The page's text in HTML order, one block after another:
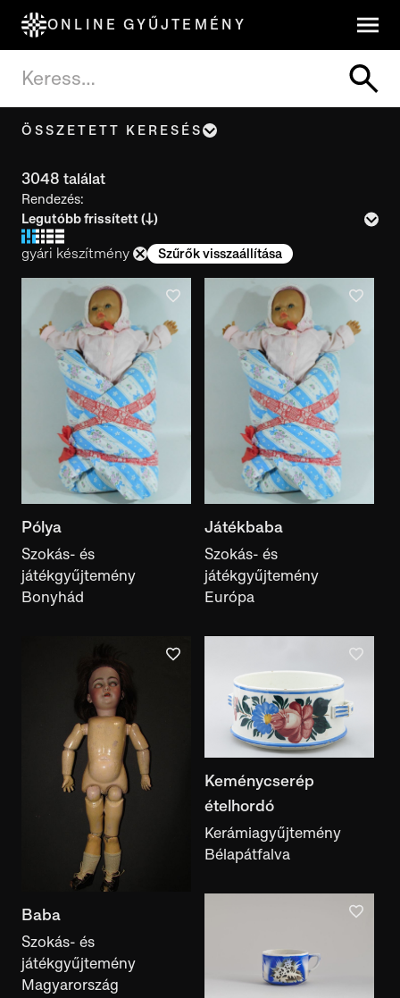
ONLINE GYŰJTEMÉNY
ÖSSZETETT KERESÉS
Leltári szám
Készítés ideje
Használat ideje
Gyűjtés ideje
Készítés helye
Használat helye
használat helye
Gyűjtés helye
gyűjtemény
anyag
Technika
gyári készítmény
Előadásmód
előadásmód
Szerző, készítő
szerző, készítő
Népcsoport
népcsoport
3048 találat
Rendezés:
gyári készítmény Szűrők visszaállítása
Pólya
Szokás- és
játékgyűjtemény
Bonyhád
Játékbaba
Szokás- és
játékgyűjtemény
Európa
Baba
Szokás- és
játékgyűjtemény
Magyarország
Keménycserép
ételhordó
Kerámiagyűjtemény
Bélapátfalva